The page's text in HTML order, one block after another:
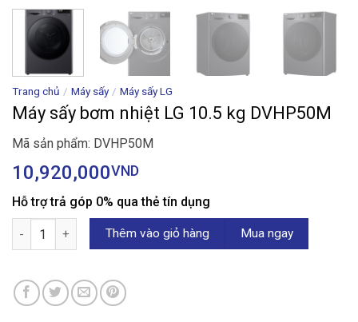
Trang chủ / Máy sấy / Máy sấy LG
Máy sấy bơm nhiệt LG 10.5 kg DVHP50M
Mã sản phẩm: DVHP50M
10,920,000VND
Hỗ trợ trả góp 0% qua thẻ tín dụng
Máy sấy bơm nhiệt LG 10.5 kg DVHP50M số lượng
Thêm vào giỏ hàng Mua ngay